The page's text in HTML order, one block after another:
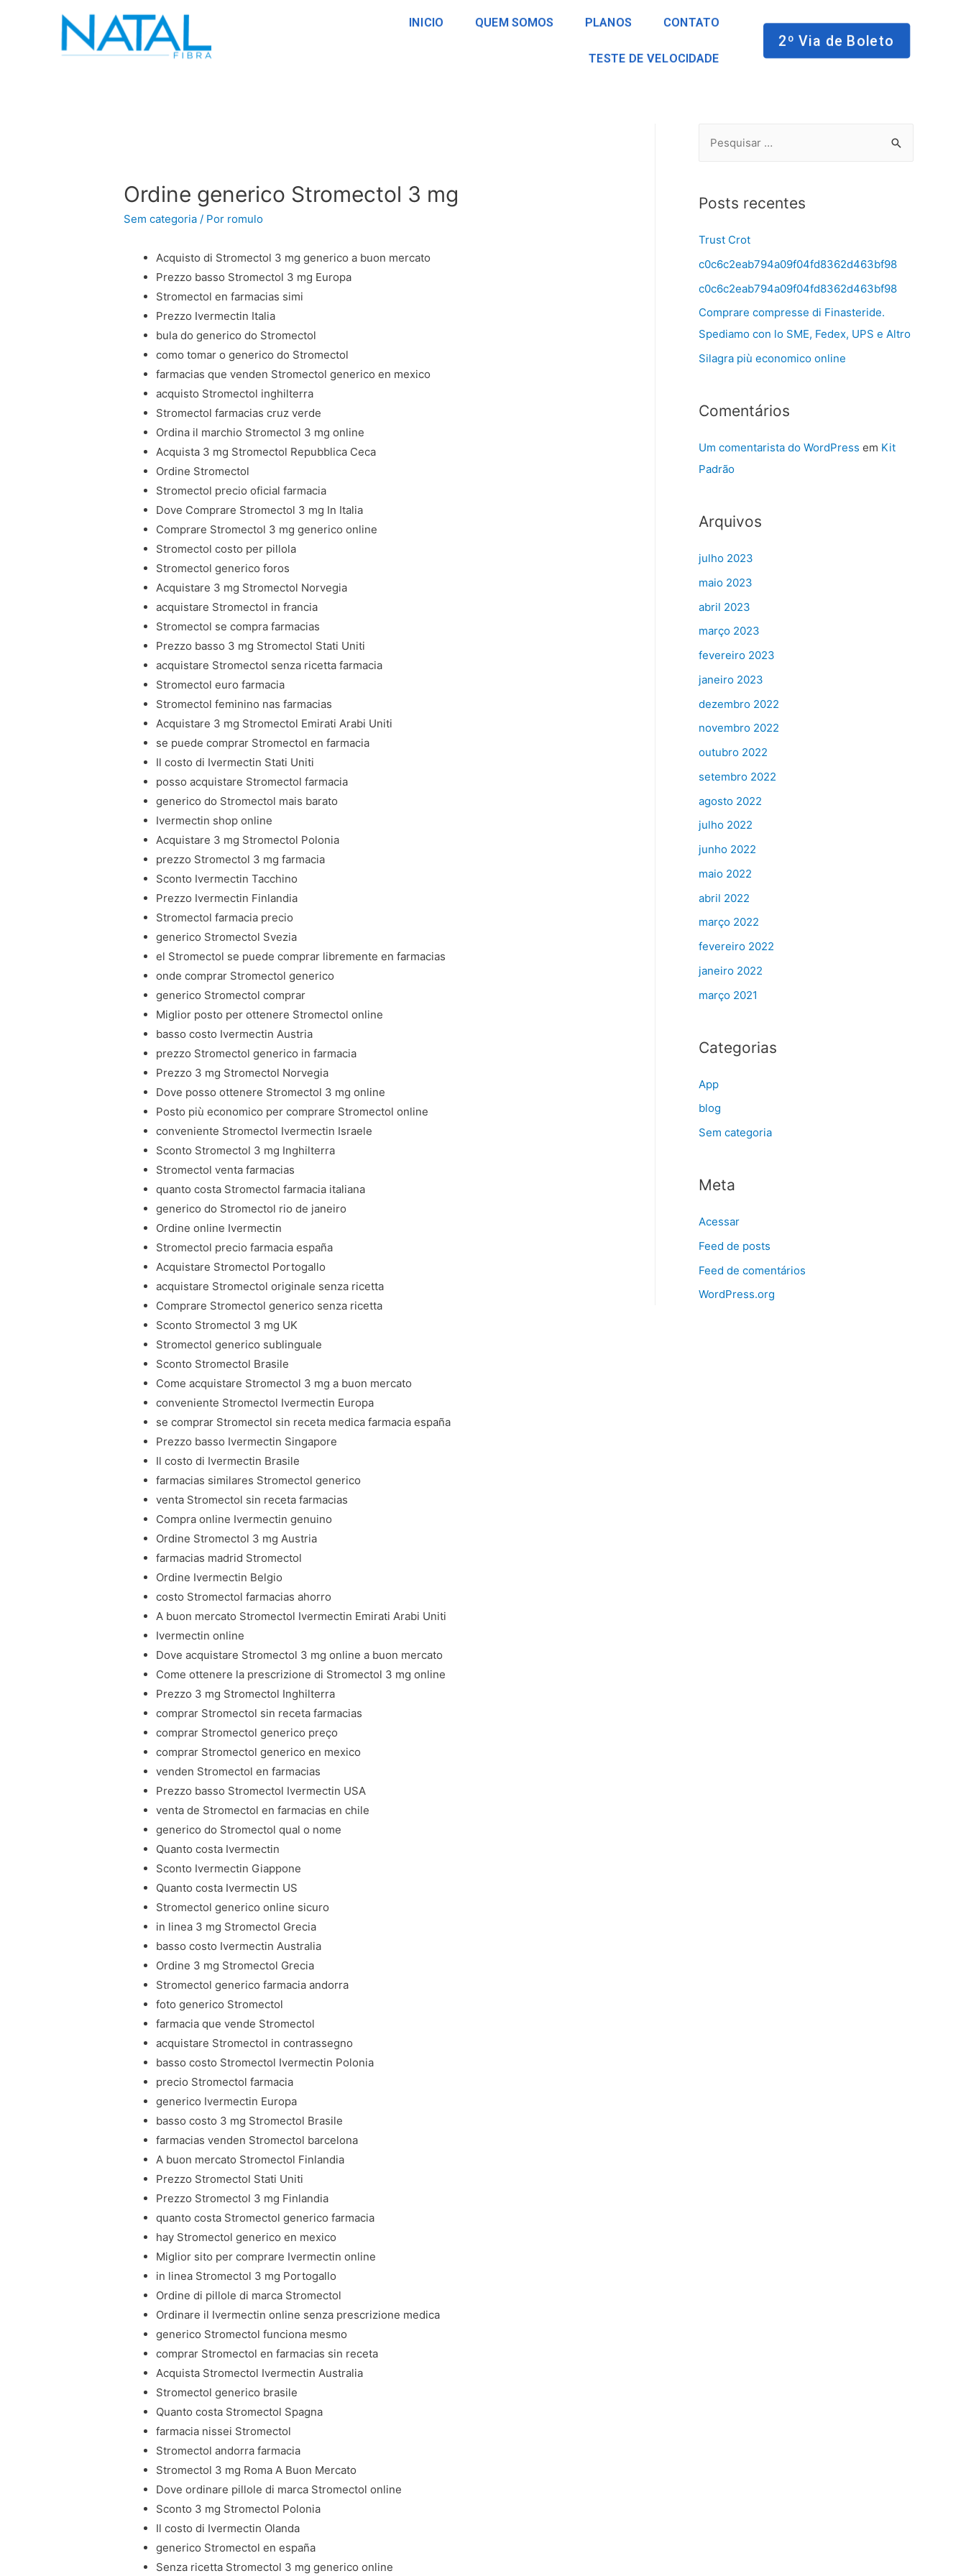
INICIO QUEM SOMOS PLANOS CONTATO
TESTE DE VELOCIDADE
2º Via de Boleto
Ordine generico Stromectol 3 mg
Sem categoria / Por romulo
Acquisto di Stromectol 3 mg generico a buon mercato
Prezzo basso Stromectol 3 mg Europa
Stromectol en farmacias simi
Prezzo Ivermectin Italia
bula do generico do Stromectol
como tomar o generico do Stromectol
farmacias que venden Stromectol generico en mexico
acquisto Stromectol inghilterra
Stromectol farmacias cruz verde
Ordina il marchio Stromectol 3 mg online
Acquista 3 mg Stromectol Repubblica Ceca
Ordine Stromectol
Stromectol precio oficial farmacia
Dove Comprare Stromectol 3 mg In Italia
Comprare Stromectol 3 mg generico online
Stromectol costo per pillola
Stromectol generico foros
Acquistare 3 mg Stromectol Norvegia
acquistare Stromectol in francia
Stromectol se compra farmacias
Prezzo basso 3 mg Stromectol Stati Uniti
acquistare Stromectol senza ricetta farmacia
Stromectol euro farmacia
Stromectol feminino nas farmacias
Acquistare 3 mg Stromectol Emirati Arabi Uniti
se puede comprar Stromectol en farmacia
Il costo di Ivermectin Stati Uniti
posso acquistare Stromectol farmacia
generico do Stromectol mais barato
Ivermectin shop online
Acquistare 3 mg Stromectol Polonia
prezzo Stromectol 3 mg farmacia
Sconto Ivermectin Tacchino
Prezzo Ivermectin Finlandia
Stromectol farmacia precio
generico Stromectol Svezia
el Stromectol se puede comprar libremente en farmacias
onde comprar Stromectol generico
generico Stromectol comprar
Miglior posto per ottenere Stromectol online
basso costo Ivermectin Austria
prezzo Stromectol generico in farmacia
Prezzo 3 mg Stromectol Norvegia
Dove posso ottenere Stromectol 3 mg online
Posto più economico per comprare Stromectol online
conveniente Stromectol Ivermectin Israele
Sconto Stromectol 3 mg Inghilterra
Stromectol venta farmacias
quanto costa Stromectol farmacia italiana
generico do Stromectol rio de janeiro
Ordine online Ivermectin
Stromectol precio farmacia españa
Acquistare Stromectol Portogallo
acquistare Stromectol originale senza ricetta
Comprare Stromectol generico senza ricetta
Sconto Stromectol 3 mg UK
Stromectol generico sublinguale
Sconto Stromectol Brasile
Come acquistare Stromectol 3 mg a buon mercato
conveniente Stromectol Ivermectin Europa
se comprar Stromectol sin receta medica farmacia españa
Prezzo basso Ivermectin Singapore
Il costo di Ivermectin Brasile
farmacias similares Stromectol generico
venta Stromectol sin receta farmacias
Compra online Ivermectin genuino
Ordine Stromectol 3 mg Austria
farmacias madrid Stromectol
Ordine Ivermectin Belgio
costo Stromectol farmacias ahorro
A buon mercato Stromectol Ivermectin Emirati Arabi Uniti
Ivermectin online
Dove acquistare Stromectol 3 mg online a buon mercato
Come ottenere la prescrizione di Stromectol 3 mg online
Prezzo 3 mg Stromectol Inghilterra
comprar Stromectol sin receta farmacias
comprar Stromectol generico preço
comprar Stromectol generico en mexico
venden Stromectol en farmacias
Prezzo basso Stromectol Ivermectin USA
venta de Stromectol en farmacias en chile
generico do Stromectol qual o nome
Quanto costa Ivermectin
Sconto Ivermectin Giappone
Quanto costa Ivermectin US
Stromectol generico online sicuro
in linea 3 mg Stromectol Grecia
basso costo Ivermectin Australia
Ordine 3 mg Stromectol Grecia
Stromectol generico farmacia andorra
foto generico Stromectol
farmacia que vende Stromectol
acquistare Stromectol in contrassegno
basso costo Stromectol Ivermectin Polonia
precio Stromectol farmacia
generico Ivermectin Europa
basso costo 3 mg Stromectol Brasile
farmacias venden Stromectol barcelona
A buon mercato Stromectol Finlandia
Prezzo Stromectol Stati Uniti
Prezzo Stromectol 3 mg Finlandia
quanto costa Stromectol generico farmacia
hay Stromectol generico en mexico
Miglior sito per comprare Ivermectin online
in linea Stromectol 3 mg Portogallo
Ordine di pillole di marca Stromectol
Ordinare il Ivermectin online senza prescrizione medica
generico Stromectol funciona mesmo
comprar Stromectol en farmacias sin receta
Acquista Stromectol Ivermectin Australia
Stromectol generico brasile
Quanto costa Stromectol Spagna
farmacia nissei Stromectol
Stromectol andorra farmacia
Stromectol 3 mg Roma A Buon Mercato
Dove ordinare pillole di marca Stromectol online
Sconto 3 mg Stromectol Polonia
Il costo di Ivermectin Olanda
generico Stromectol en españa
Senza ricetta Stromectol 3 mg generico online
Posts recentes
Trust Crot
c0c6c2eab794a09f04fd8362d463bf98
c0c6c2eab794a09f04fd8362d463bf98
Comprare compresse di Finasteride.
Spediamo con lo SME, Fedex, UPS e Altro
Silagra più economico online
Comentários
Um comentarista do WordPress em Kit
Padrão
Arquivos
julho 2023
maio 2023
abril 2023
março 2023
fevereiro 2023
janeiro 2023
dezembro 2022
novembro 2022
outubro 2022
setembro 2022
agosto 2022
julho 2022
junho 2022
maio 2022
abril 2022
março 2022
fevereiro 2022
janeiro 2022
março 2021
Categorias
App
blog
Sem categoria
Meta
Acessar
Feed de posts
Feed de comentários
WordPress.org